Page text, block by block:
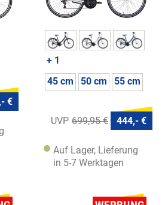
€
+ 1
45 cm
50 cm 55 cm
699,95 € 444,- €
Auf Lager, Lieferung
in 5-7 Werktagen